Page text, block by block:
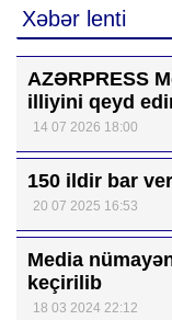
Xəbər lenti
AZƏRPRESS
illiyini qeyd
14 07 2026 18:00
150 ildir bar
20 07 2025 16:53
Media
keçirilib
18 03 2024 22:12